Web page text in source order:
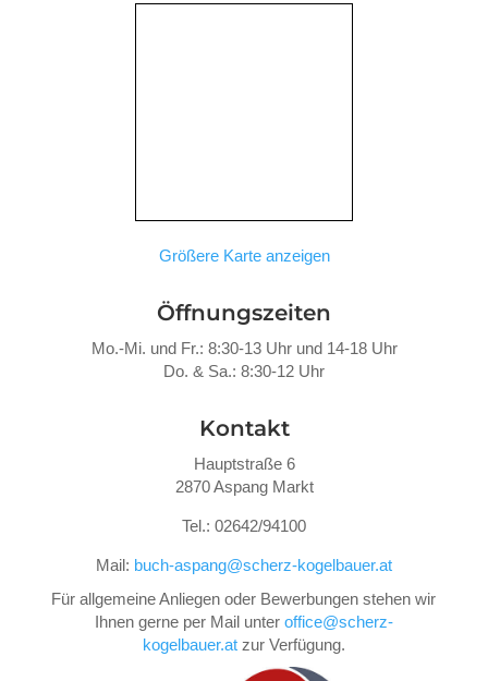
Größere Karte anzeigen
Öffnungszeiten
Mo.-Mi. und Fr.: 8:30-13 Uhr und 14-18 Uhr
Do. & Sa.: 8:30-12 Uhr
Kontakt
Hauptstraße 6
2870 Aspang Markt
Tel.: 02642/94100
Mail: buch-aspang@scherz-kogelbauer.at
Für allgemeine Anliegen oder Bewerbungen stehen wir
Ihnen gerne per Mail unter office@scherz-
kogelbauer.atzur Verfügung.